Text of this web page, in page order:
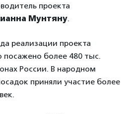
проекта
Мунтяну.
реализации проекта
более 480 тыс.
России. В народном
приняли участие более